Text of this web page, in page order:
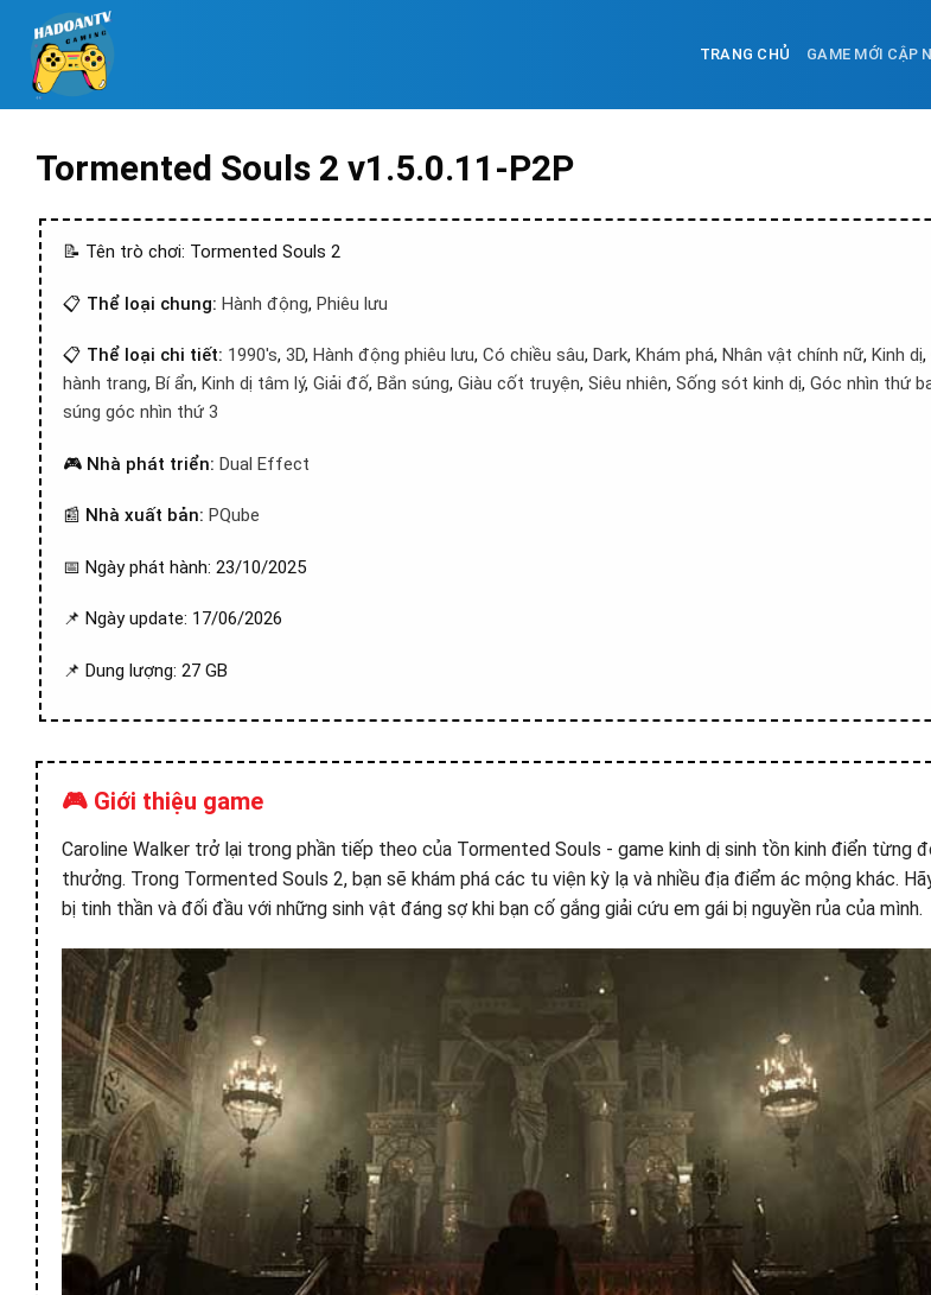
TRANG CHỦ GAME MỚI CẬP
Tormented Souls 2 v1.5.0.11-P2P
📝 Tên trò chơi: Tormented Souls 2
📋 Thể loại chung: Hành động, Phiêu lưu
📋 Thể loại chi tiết: 1990's, 3D, Hành động phiêu lưu, Có chiều sâu, Dark, Khám phá, Nhân vật chính nữ, Kinh dị,
hành trang, Bí ẩn, Kinh dị tâm lý, Giải đố, Bắn súng, Giàu cốt truyện, Siêu nhiên, Sống sót kinh dị, Góc nhìn thứ
súng góc nhìn thứ 3
🎮 Nhà phát triển: Dual Effect
📰 Nhà xuất bản: PQube
📅 Ngày phát hành: 23/10/2025
📌 Ngày update: 17/06/2026
📌 Dung lượng: 27 GB
🎮 Giới thiệu game
Caroline Walker trở lại trong phần tiếp theo của Tormented Souls - game kinh dị sinh tồn kinh điển từng
thưởng. Trong Tormented Souls 2, bạn sẽ khám phá các tu viện kỳ lạ và nhiều địa điểm ác mộng khác.
bị tinh thần và đối đầu với những sinh vật đáng sợ khi bạn cố gắng giải cứu em gái bị nguyền rủa của mình.